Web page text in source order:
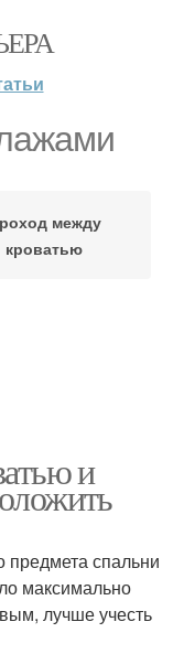
между
кроватью
и
предмета спальни
максимально
лучше учесть